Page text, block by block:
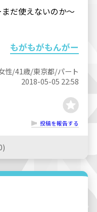
だ使えないのか〜
もがもがもんがー
性/41歳/東京都/パート
2018-05-05 22:58
投稿を報告する